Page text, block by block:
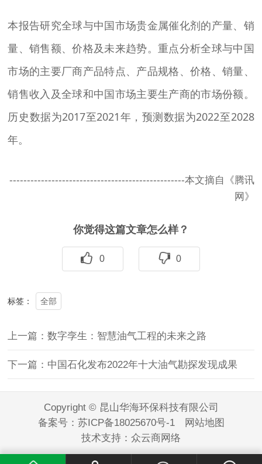
本报告研究全球与中国市场贵金属催化剂的产量、销
量、销售额、价格及未来趋势。重点分析全球与中国
市场的主要厂商产品特点、产品规格、价格、销量、
销售收入及全球和中国市场主要生产商的市场份额。
历史数据为2017至2021年，预测数据为2022至2028
年。
--------------------------------------------------本文摘自《腾讯
网》
你觉得这篇文章怎么样？
0 0
标签： 全部
上一篇：数字孪生：智慧油气工程的未来之路
下一篇：中国石化发布2022年十大油气勘探发现成果
Copyright © 昆山华海环保科技有限公司
备案号： 苏ICP备18025670号-1
网站地图
技术支持： 众云商网络